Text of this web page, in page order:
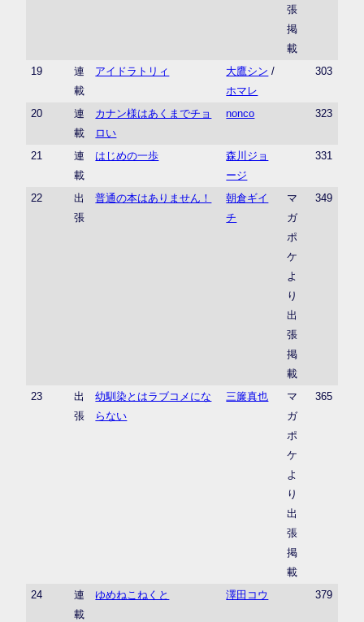
張
掲
載
19
連
載
アイドラトリィ 大鷹シン /
ホマレ
303
20
連
載
カナン様はあくまでチョ
ロい
nonco 323
21
連
載
はじめの一歩
森川ジョ
ージ
331
22
出
張
普通の本はありません！
朝倉ギイ
チ
マ
ガ
ポ
ケ
よ
り
出
張
掲
載
349
23
出
張
幼馴染とはラブコメにな
らない
三簾真也
マ
ガ
ポ
ケ
よ
り
出
張
掲
載
365
24
連
載
ゆめねこねくと 澤田コウ 379